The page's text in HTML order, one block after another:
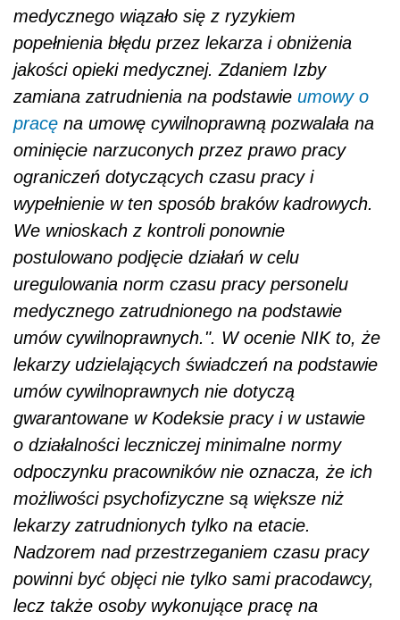
medycznego wiązało się z ryzykiem
popełnienia błędu przez lekarza i obniżenia
jakości opieki medycznej. Zdaniem Izby
zamiana zatrudnienia na podstawie umowy o
pracę na umowę cywilnoprawną pozwalała na
ominięcie narzuconych przez prawo pracy
ograniczeń dotyczących czasu pracy i
wypełnienie w ten sposób braków kadrowych.
We wnioskach z kontroli ponownie
postulowano podjęcie działań w celu
uregulowania norm czasu pracy personelu
medycznego zatrudnionego na podstawie
umów cywilnoprawnych.". W ocenie NIK to, że
lekarzy udzielających świadczeń na podstawie
umów cywilnoprawnych nie dotyczą
gwarantowane w Kodeksie pracy i w ustawie
o działalności leczniczej minimalne normy
odpoczynku pracowników nie oznacza, że ich
możliwości psychofizyczne są większe niż
lekarzy zatrudnionych tylko na etacie.
Nadzorem nad przestrzeganiem czasu pracy
powinni być objęci nie tylko sami pracodawcy,
lecz także osoby wykonujące pracę na